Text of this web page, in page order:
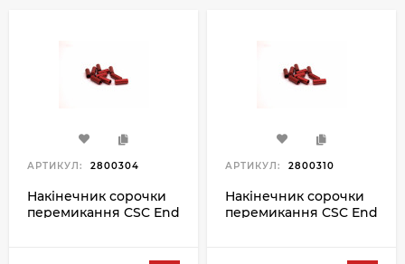
АРТИКУЛ: 2800304
Накінечник сорочки
перемикання CSC End
АРТИКУЛ: 2800310
Накінечник сорочки
перемикання CSC End